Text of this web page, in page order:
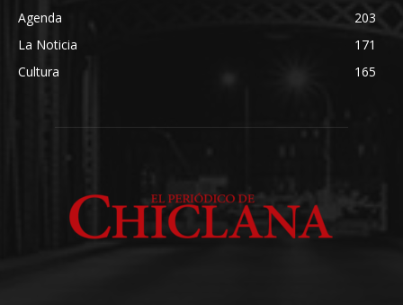
Agenda
203
La Noticia
171
Cultura
165